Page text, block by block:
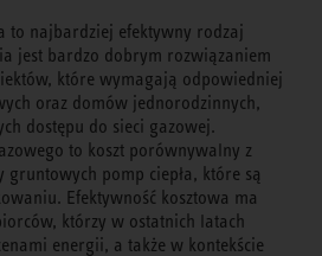
to najbardziej efektywny rodzaj
jest bardzo dobrym rozwiązaniem
które wymagają odpowiedniej
oraz domów jednorodzinnych,
dostępu do sieci gazowej.
to koszt porównywalny z
pomp ciepła, które są
Efektywność kosztowa ma
którzy w ostatnich latach
energii, a także w kontekście